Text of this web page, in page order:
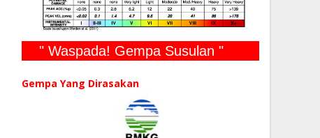
" Waspada! Gempa Susulan "
Gempa Yang Dirasakan